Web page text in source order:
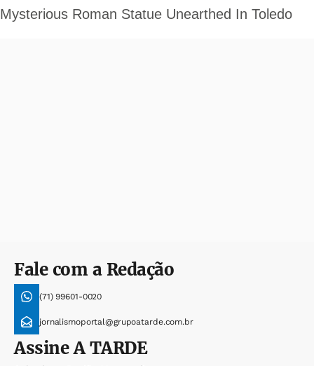
Fale com a Redação
(71) 99601-0020
jornalismoportal@grupoatarde.com.br
AssineA TARDE